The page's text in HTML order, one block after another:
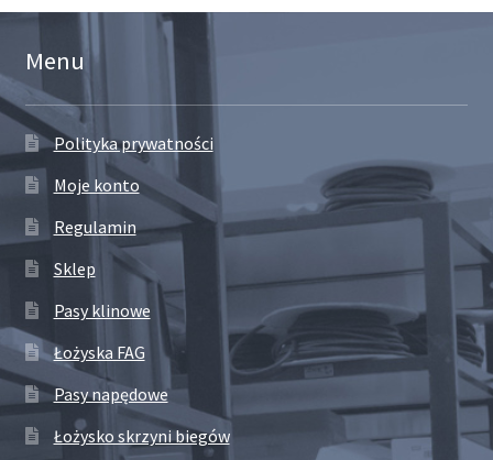
Menu
Polityka prywatności
Moje konto
Regulamin
Sklep
Pasy klinowe
Łożyska FAG
Pasy napędowe
Łożysko skrzyni biegów